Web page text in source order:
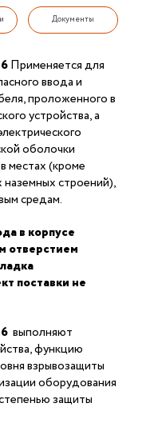
Документы
Применяется для
ввода и
проложенного в
устройства, а
оболочки
местах (кроме
строений),
средам.
в корпусе
отверстием
поставки не
выполняют
функцию
взрывозащиты
оборудования
защиты